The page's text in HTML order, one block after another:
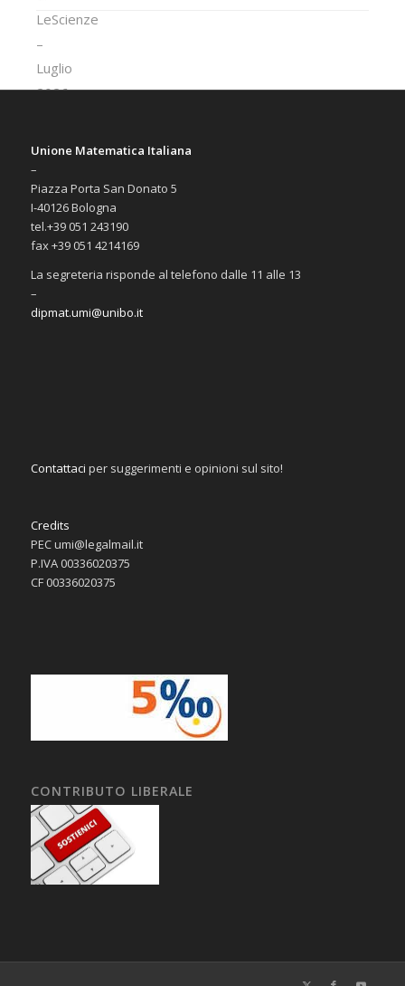
Unione Matematica Italiana
–
Piazza Porta San Donato 5
I-40126 Bologna
tel.+39 051 243190
fax +39 051 4214169
La segreteria risponde al telefono dalle 11 alle 13
–
dipmat.umi@unibo.it
Contattaci per suggerimenti e opinioni sul sito!
Credits
PEC umi@legalmail.it
P.IVA 00336020375
CF 00336020375
CONTRIBUTO LIBERALE